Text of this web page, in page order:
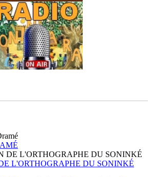
L'ORTHOGRAPHE DU SONINKÉ